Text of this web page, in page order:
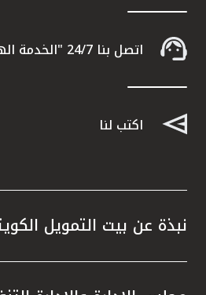
اتصل بنا 24/7 "الخدمة الهاتفية" 1803333
اكتب لنا
نبذة عن بيت التمويل